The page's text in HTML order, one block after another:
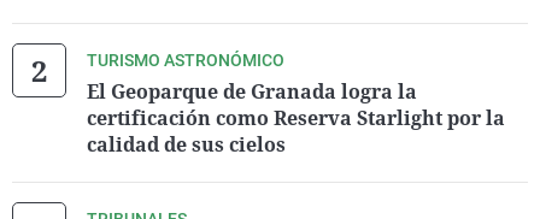
TURISMO ASTRONÓMICO
El Geoparque de Granada logra la
certificación como Reserva Starlight por la
calidad de sus cielos